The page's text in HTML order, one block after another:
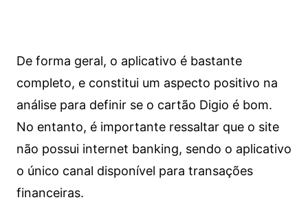
De forma geral, o aplicativo é bastante
completo, e constitui um aspecto positivo na
análise para definir se o cartão Digio é bom.
No entanto, é importante ressaltar que o site
não possui internet banking, sendo o aplicativo
o único canal disponível para transações
financeiras.